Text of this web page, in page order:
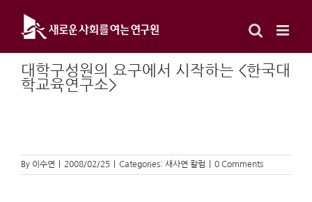
content
대학구성원의 요구에서 시작하는 <한국대
학교육연구소>
By 이수연 2008/02/25 Categories: 새사연 칼럼 0 Comments